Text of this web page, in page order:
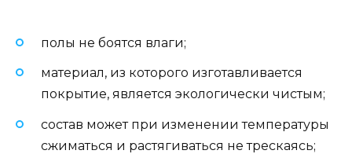
полы не боятся влаги;
материал, из которого изготавливается
покрытие, является экологически чистым;
состав может при изменении температуры
сжиматься и растягиваться не трескаясь;